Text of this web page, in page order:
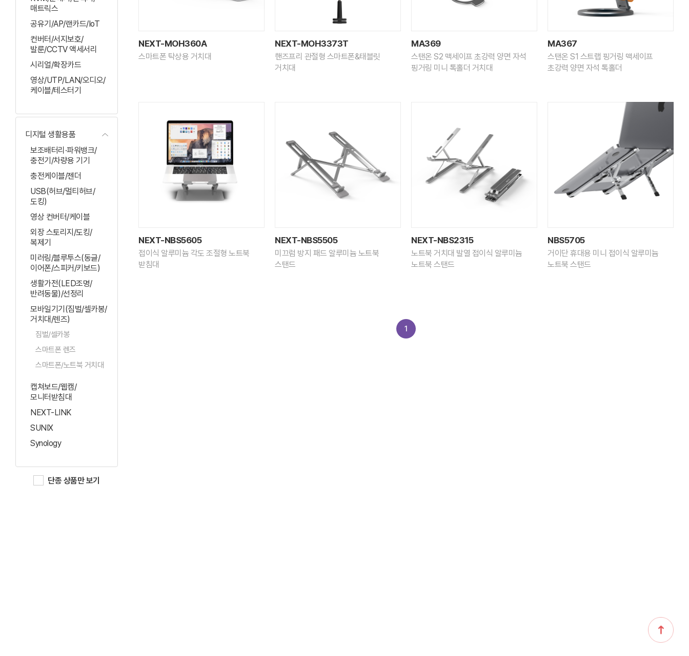
매트릭스
공유기/AP/랜카드/IoT
컨버터/서지보호/
발룬/CCTV 액세서리
시리얼/확장카드
영상/UTP/LAN/오디오/
케이블/테스터기
디지털 생활용품
보조배터리·파워뱅크/
충전기/차량용 기기
충전케이블/젠더
USB(허브/멀티허브/
도킹)
영상 컨버터/케이블
외장 스토리지/도킹/
복제기
미러링/블루투스(동글/
이어폰/스피커/키보드)
생활가전(LED조명/
반려동물)/선정리
모바일기기(짐벌/셀카봉/
거치대/렌즈)
짐벌/셀카봉
스마트폰 렌즈
스마트폰/노트북 거치대
캡쳐보드/웹캠/
모니터받침대
NEXT-LINK
SUNIX
Synology
단종 상품만 보기
NEXT-MOH360A
스마트폰 탁상용 거치대
NEXT-MOH3373T
핸즈프리 관절형 스마트폰&태블릿
거치대
MA369
스탠온 S2 맥세이프 초강력 양면 자석
핑거링 미니 톡홀더 거치대
MA367
스탠온 S1 스트랩 핑거링 맥세이프
초강력 양면 자석 톡홀더
NEXT-NBS5605
접이식 알루미늄 각도 조절형 노트북
받침대
NEXT-NBS5505
미끄럼 방지 패드 알루미늄 노트북
스탠드
NEXT-NBS2315
노트북 거치대 발열 접이식 알루미늄
노트북 스탠드
NBS5705
거이단 휴대용 미니 접이식 알루미늄
노트북 스탠드
1